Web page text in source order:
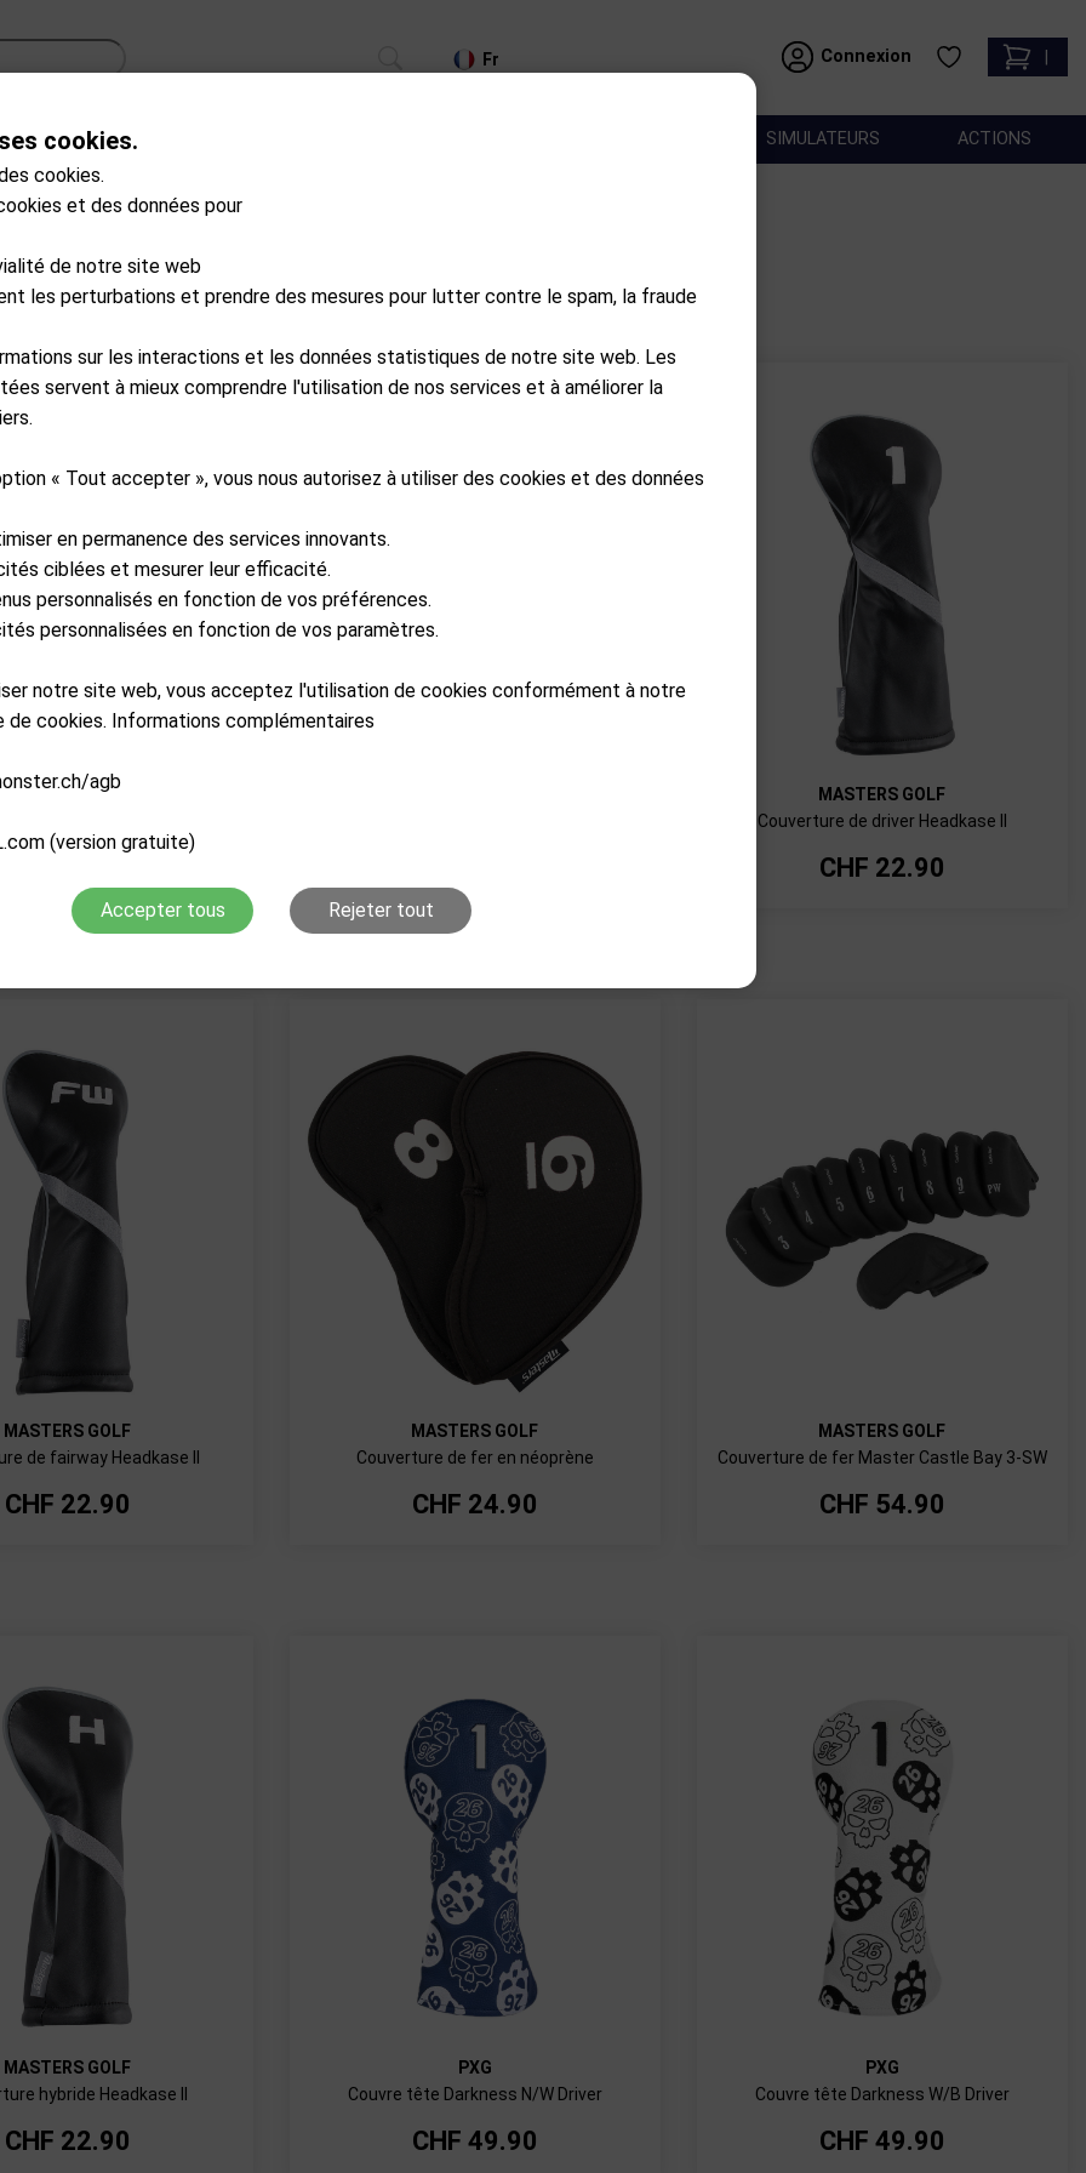
Connexion
Fr
TROLLEYS SIMULATEURS ACTIONS
Produits en stock
KRAVE
MASTERS GOLF
Couverture de driver Headkase II
CHF 22.90
MASTERS GOLF
de fairway Headkase II
CHF 22.90
MASTERS GOLF
Couverture de fer en néoprène
CHF 24.90
MASTERS GOLF
Couverture de fer Master Castle Bay 3-SW
CHF 54.90
MASTERS GOLF
hybride Headkase II
CHF 22.90
PXG
Couvre tête Darkness N/W Driver
CHF 49.90
PXG
Couvre tête Darkness W/B Driver
CHF 49.90
cookies.
cookies.
et des données pour
de notre site web
les perturbations et prendre des mesures pour lutter contre le spam, la fraude
sur les interactions et les données statistiques de notre site web. Les
servent à mieux comprendre l'utilisation de nos services et à améliorer la
« Tout accepter », vous nous autorisez à utiliser des cookies et des données
en permanence des services innovants.
ciblées et mesurer leur efficacité.
personnalisés en fonction de vos préférences.
personnalisées en fonction de vos paramètres.
notre site web, vous acceptez l'utilisation de cookies conformément à notre
de cookies. Informations complémentaires
agb
(version gratuite)
Accepter tous Rejeter tout